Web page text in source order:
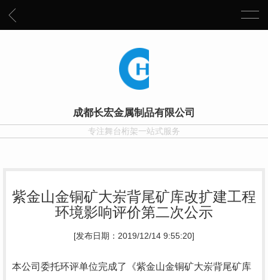
成都长宏金属制品有限公司
专注舞台桁架一站式服务
紫金山金铜矿大岽背尾矿库改扩建工程
环境影响评价第二次公示
[发布日期：2019/12/14 9:55:20]
本公司委托环评单位完成了《紫金山金铜矿大岽背尾矿库